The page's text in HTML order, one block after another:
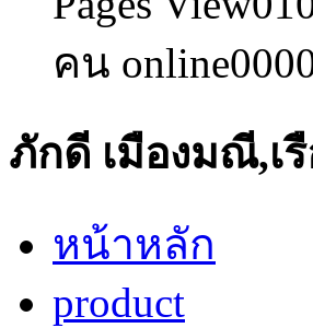
คน online
ภักดี เมืองมณี,เรื
หน้าหลัก
product